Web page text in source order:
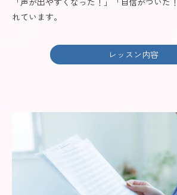
れています。
レッスン内容